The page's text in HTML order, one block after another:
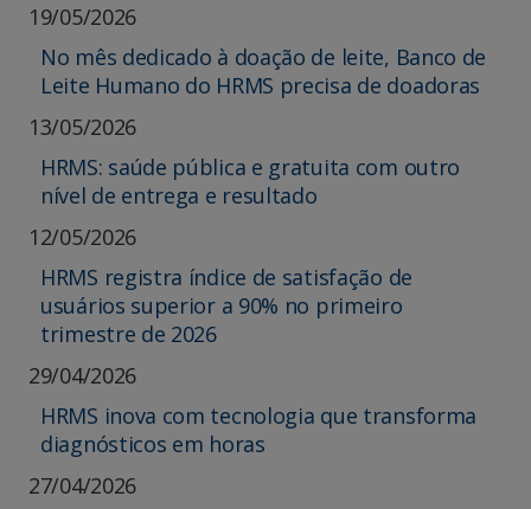
19/05/2026
No mês dedicado à doação de leite, Banco de
Leite Humano do HRMS precisa de doadoras
13/05/2026
HRMS: saúde pública e gratuita com outro
nível de entrega e resultado
12/05/2026
HRMS registra índice de satisfação de
usuários superior a 90% no primeiro
trimestre de 2026
29/04/2026
HRMS inova com tecnologia que transforma
diagnósticos em horas
27/04/2026